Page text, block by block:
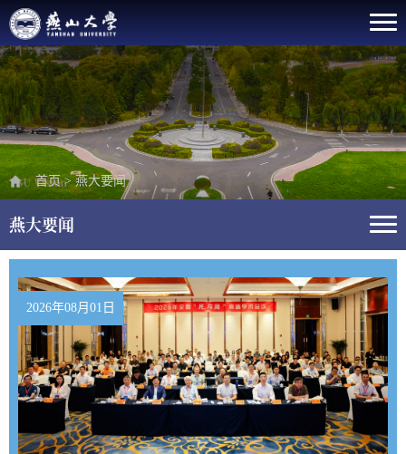
首页>燕大要闻
燕大要闻
2026年08月01日